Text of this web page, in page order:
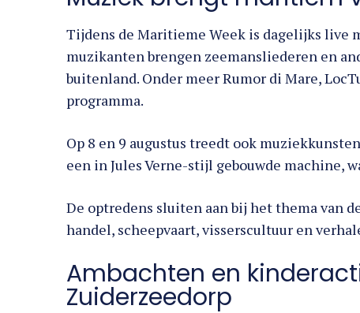
muzikanten brengen zeemansliederen en
buitenland. Onder meer Rumor di Mare,
programma.
een in Jules Verne-stijl gebouwde machine,
handel, scheepvaart, visserscultuur en
Ambachten en
Zuiderzeedorp